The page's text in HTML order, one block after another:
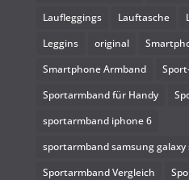
Laufleggings
Lauftasche
Leggins
original
Smartphone Armband
Sportarmband für Handy
sportarmband iphone 6
sportarmband samsung galaxy
Sportarmband Vergleich